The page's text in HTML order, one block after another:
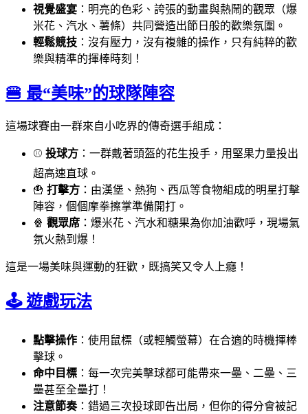
視覺盛宴 ：明亮的色彩、誇張的動畫與熱鬧的觀眾（爆
米花、汽水、薯條）共同營造出節日般的歡樂氛圍。
輕鬆競技 ：沒有壓力，沒有複雜的操作，只有純粹的歡
樂與精準的揮棒時刻！
🍔 最“美味”的球隊陣容
這場球賽由一群來自小吃界的傳奇選手組成：
⚾ 投球方 ：一群戴著頭盔的花生投手，用堅果力量投出
超高速直球。
🍟 打擊方 ：由漢堡、熱狗、西瓜等食物組成的明星打擊
陣容，個個摩拳擦掌準備開打。
🍿 觀眾席 ：爆米花、汽水和糖果為你加油歡呼，現場氣
氛火熱到爆！
這是一場美味與運動的狂歡，既搞笑又令人上癮！
🕹️ 遊戲玩法
點擊操作 ：使用鼠標（或輕觸螢幕）在合適的時機揮棒
擊球。
命中目標 ：每一次完美擊球都可能帶來一壘、二壘、三
壘甚至全壘打！
注意節奏：錯過三次投球即告出局，但你的得分會被記